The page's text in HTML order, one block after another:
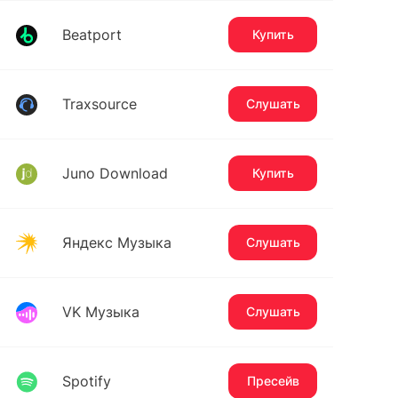
Beatport Купить
Traxsource Слушать
Juno Download Купить
Яндекс Музыка Слушать
VK Музыка Слушать
Spotify Пресейв